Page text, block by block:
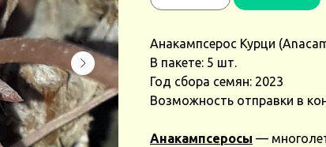
Анакампсерос Курци
В пакете: 5 шт.
Год сбора семян: 2023
Возможность отправки в
Анакампсеросы —